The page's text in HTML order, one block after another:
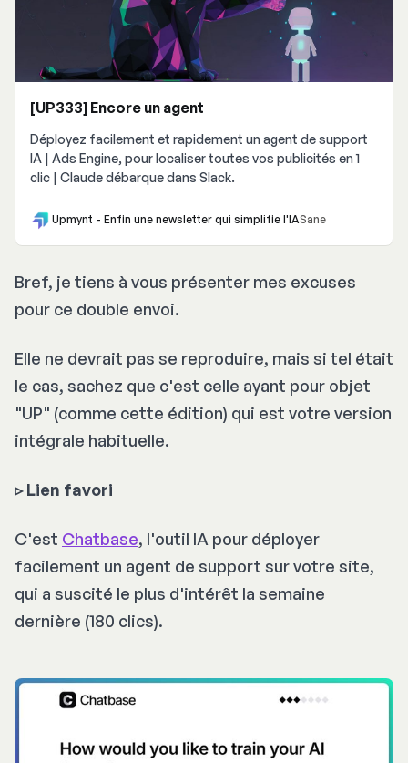
[UP333] Encore un agent
Déployez facilement et rapidement un agent de support
IA | Ads Engine, pour localiser toutes vos publicités en 1
clic | Claude débarque dans Slack.
Upmynt - Enfin une newsletter qui simplifie l'IASane
Bref, je tiens à vous présenter mes excuses
pour ce double envoi.
Elle ne devrait pas se reproduire, mais si tel était
le cas, sachez que c'est celle ayant pour objet
"UP" (comme cette édition) qui est votre version
intégrale habituelle.
▹ Lien favori
C'est Chatbase, l'outil IA pour déployer
facilement un agent de support sur votre site,
qui a suscité le plus d'intérêt la semaine
dernière (180 clics).